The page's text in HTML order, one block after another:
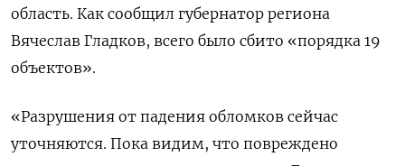
область. Как сообщил губернатор региона
Вячеслав Гладков, всего было сбито «порядка 19
объектов».
«Разрушения от падения обломков сейчас
уточняются. Пока видим, что повреждено